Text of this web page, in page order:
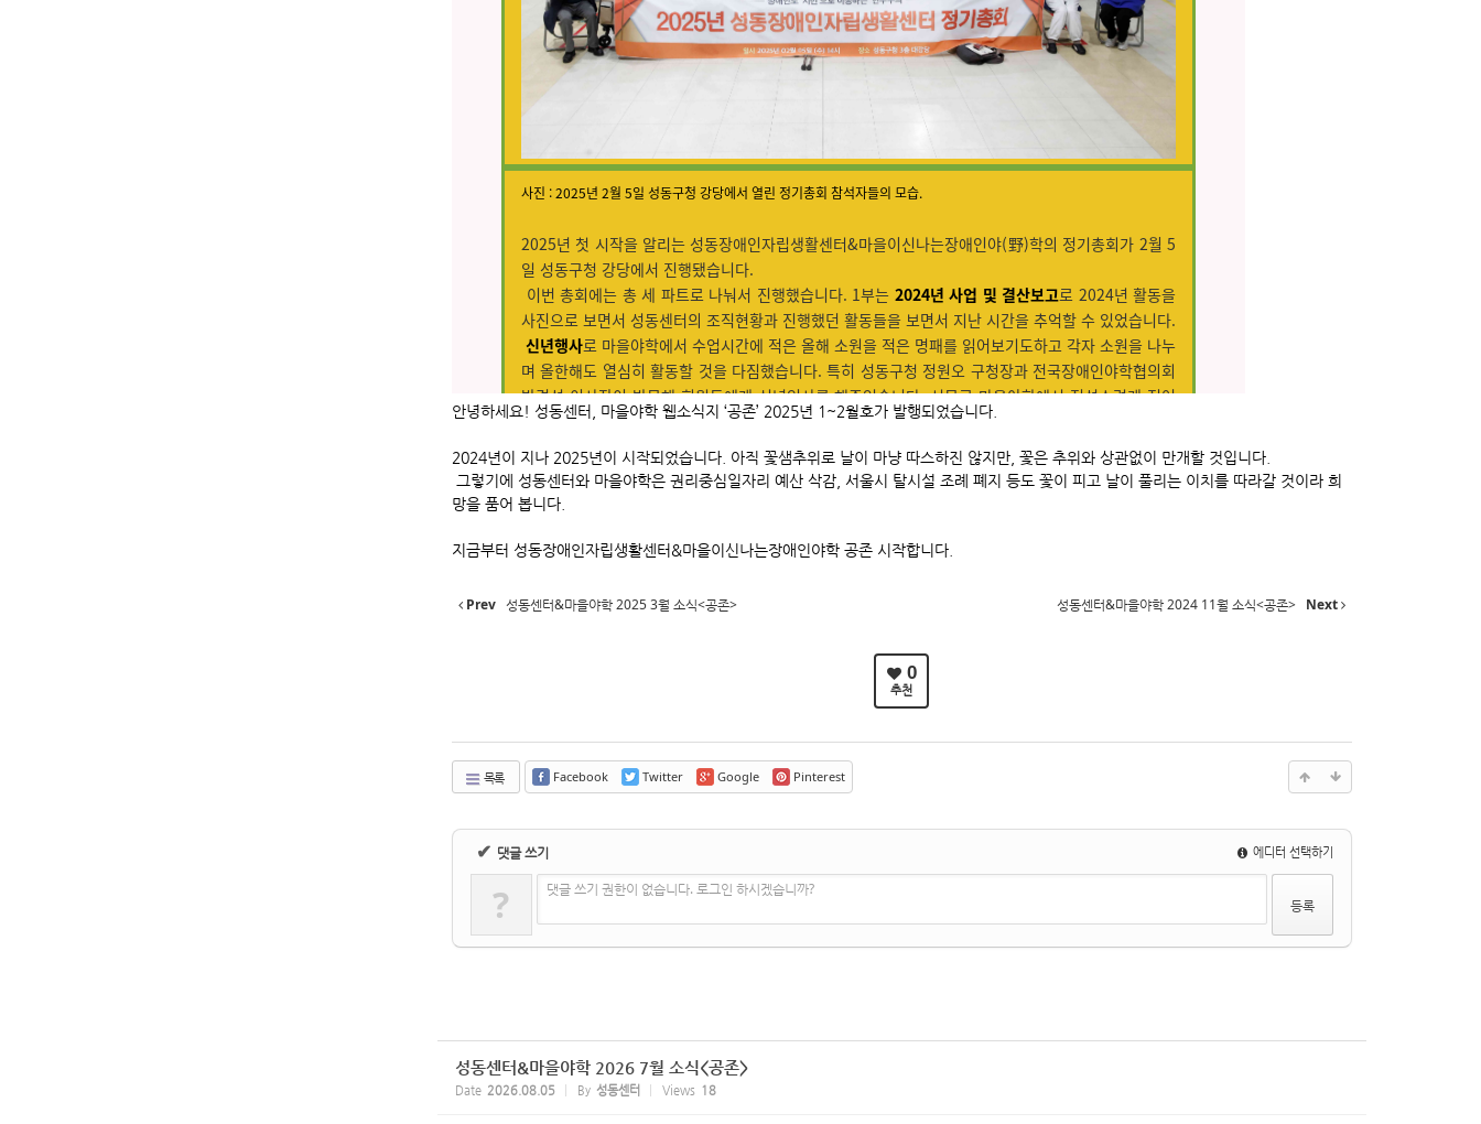
안녕하세요! 성동센터, 마을야학 웹소식지 ‘공존’ 2025년 1~2월호가 발행되었습니다.
2024년이 지나 2025년이 시작되었습니다. 아직 꽃샘추위로 날이 마냥 따스하진 않지만, 꽃은 추위와 상관없이 만개할 것입니다.
그렇기에 성동센터와 마을야학은 권리중심일자리 예산 삭감, 서울시 탈시설 조례 폐지 등도 꽃이 피고 날이 풀리는 이치를 따라갈 것이라 희
망을 품어 봅니다.
지금부터 성동장애인자립생활센터&마을이신나는장애인야학 공존 시작합니다.
Prev 성동센터&마을야학 2025 3월 소식<공존> 성동센터&마을야학 2024 11월 소식<공존> Next
0
추천
목록 Facebook Twitter Google Pinterest
✔ 댓글 쓰기 에디터 선택하기
? 댓글 쓰기 권한이 없습니다. 로그인 하시겠습니까?
성동센터&마을야학 2026 7월 소식<공존>
Date 2026.08.05 By 성동센터 Views 18